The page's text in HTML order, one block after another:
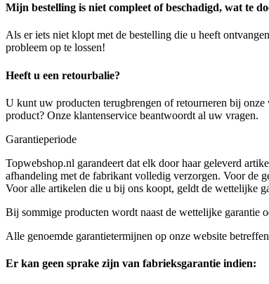
Mijn bestelling is niet compleet of beschadigd, wat te
Als er iets niet klopt met de bestelling die u heeft
probleem op te lossen!
Heeft u een retourbalie?
U kunt uw producten terugbrengen of retourneren bij
product? Onze klantenservice beantwoordt al uw vragen.
Garantieperiode
Topwebshop.nl garandeert dat elk door haar geleverd
afhandeling met de fabrikant volledig verzorgen. Voor de
Voor alle artikelen die u bij ons koopt, geldt de wettelijke
Bij sommige producten wordt naast de wettelijke garantie
Alle genoemde garantietermijnen op onze website
Er kan geen sprake zijn van fabrieksgarantie indien: